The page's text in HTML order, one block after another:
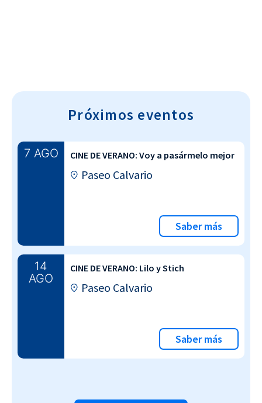
Próximos eventos
7 AGO CINE DE VERANO: Voy a pasármelo mejor
Paseo Calvario
Saber más
14
AGO
CINE DE VERANO: Lilo y Stich
Paseo Calvario
Saber más